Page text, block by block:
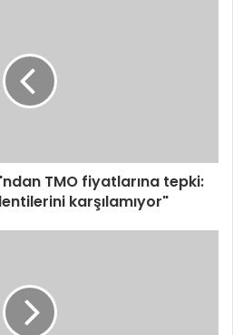
TMO fiyatlarına tepki:
karşılamıyor"